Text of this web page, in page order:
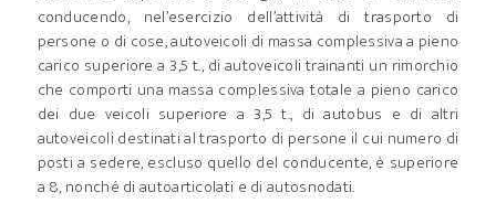
conducendo, nel’esercizio dell’attività di trasporto di
persone o di cose, autoveicoli di massa complessiva a pieno
carico superiore a 3,5 t., di autoveicoli trainanti un rimorchio
che comporti una massa complessiva totale a pieno carico
dei due veicoli superiore a 3,5 t., di autobus e di altri
autoveicoli destinati al trasporto di persone il cui numero di
posti a sedere, escluso quello del conducente, è superiore
a 8, nonché di autoarticolati e di autosnodati.